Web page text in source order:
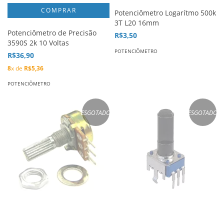
Potenciômetro de Precisão
3590S 2k 10 Voltas
R$36,90
8x de R$5,36
POTENCIÔMETRO
Potenciômetro Logarítmo 500k
3T L20 16mm
R$3,50
POTENCIÔMETRO
ESGOTADO ESGOTADO